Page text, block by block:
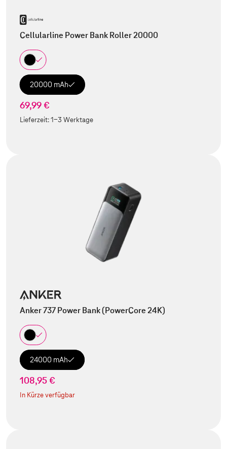
Cellularline Power Bank Roller 20000
20000 mAh
69,99 €
Lieferzeit:1-3 Werktage
Anker 737 Power Bank (PowerCore 24K)
24000 mAh
108,95 €
In Kürze verfügbar